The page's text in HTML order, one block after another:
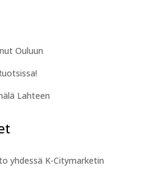
Ouluun
Lahteen
yhdessä K-Citymarketin